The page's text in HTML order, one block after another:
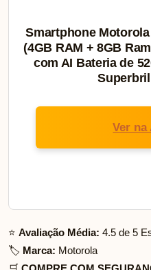
Smartphone
(4GB RAM + 8GB
com AI Bateria de
Ver na
⭐ Avaliação Média: 4.5 de 5
🏷️ Marca: Motorola